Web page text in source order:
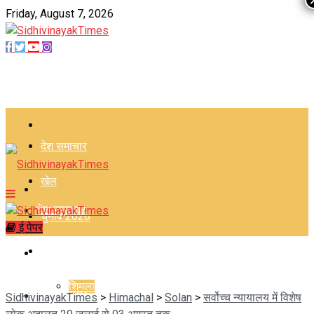
Friday, August 7, 2026
देश समाचार
खेल
चुनाव 2026
शिमला
–
देश समाचार
चुनाव 2026
ई पेपर
SidhivinayakTimes > Himachal > Solan > सर्वोच्च न्यायालय में विशेष